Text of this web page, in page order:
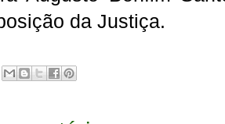
da Justiça.